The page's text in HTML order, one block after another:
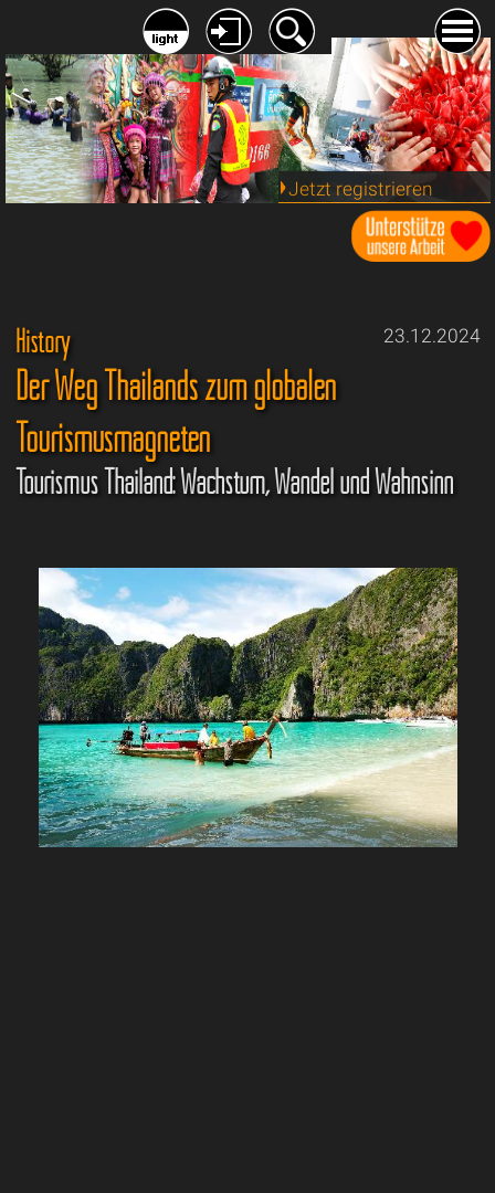
Jetzt registrieren
23.12.2024
History
Der Weg Thailands zum globalen
Tourismusmagneten
Tourismus Thailand: Wachstum, Wandel und Wahnsinn